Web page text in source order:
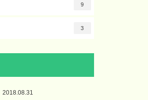
9
3
2018.08.31